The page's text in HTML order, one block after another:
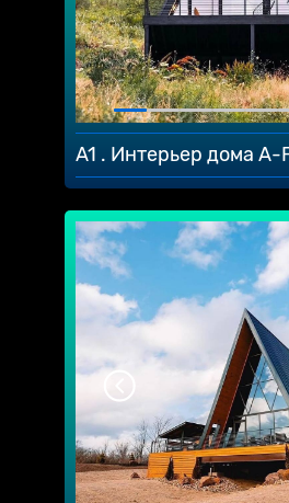
A1 . Интерьер дома A-